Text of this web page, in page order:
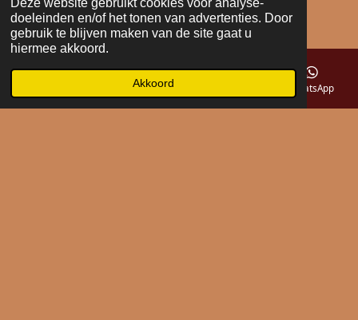
Deze website gebruikt cookies voor analyse-
doeleinden en/of het tonen van advertenties. Door
gebruik te blijven maken van de site gaat u
hiermee akkoord.
Akkoord
Telefoonnummer WhatsApp